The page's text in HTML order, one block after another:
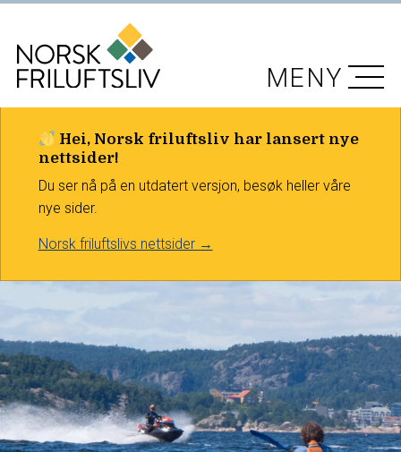
Hei, Norsk friluftsliv har lansert nye
nettsider!
Du ser nå på en utdatert versjon, besøk heller våre
nye sider.
Norsk friluftslivs nettsider →
MENY